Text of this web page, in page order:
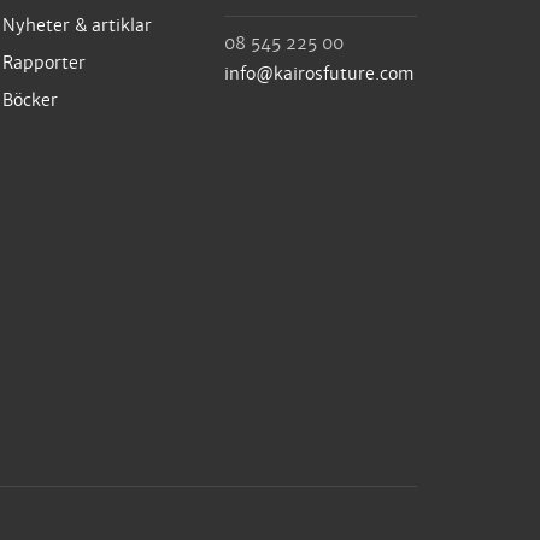
Nyheter & artiklar
Rapporter
Böcker
08 545 225 00
info@kairosfuture.com